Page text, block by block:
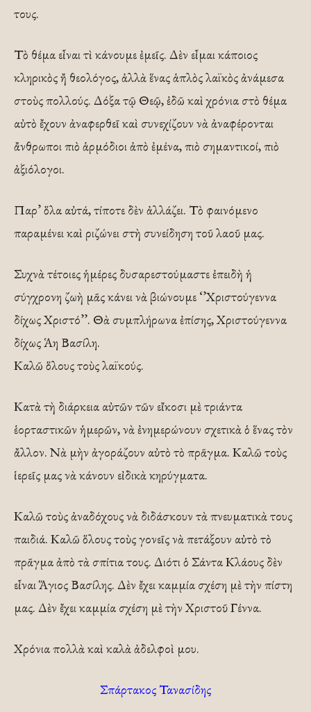
τους.
Τὸ θέμα εἶναι τὶ κάνουμε ἐμεῖς. Δὲν εἶμαι κάποιος
κληρικὸς ἤ θεολόγος, ἀλλὰ ἕνας ἁπλὸς λαϊκὸς ἀνάμεσα
στοὺς πολλούς. Δόξα τῷ Θεῷ, ἐδῶ καὶ χρόνια στὸ θέμα
αὐτὸ ἔχουν ἀναφερθεῖ καὶ συνεχίζουν νὰ ἀναφέρονται
ἄνθρωποι πιὸ ἁρμόδιοι ἀπὸ ἐμένα, πιὸ σημαντικοί, πιὸ
ἀξιόλογοι.
Παρ’ ὅλα αὐτά, τίποτε δὲν ἀλλάζει. Τὸ φαινόμενο
παραμένει καὶ ριζώνει στὴ συνείδηση τοῦ λαοῦ μας.
Συχνὰ τέτοιες ἡμέρες δυσαρεστούμαστε ἐπειδὴ ἡ
σύγχρονη ζωὴ μᾶς κάνει νὰ βιώνουμε ‘’Χριστούγεννα
δίχως Χριστό’’. Θὰ συμπλήρωνα ἐπίσης, Χριστούγεννα
δίχως Ἁη Βασίλη.
Καλῶ ὅλους τοὺς λαϊκούς.
Κατὰ τὴ διάρκεια αὐτῶν τῶν εἴκοσι μὲ τριάντα
ἑορταστικῶν ἡμερῶν, νὰ ἐνημερώνουν σχετικὰ ὁ ἕνας τὸν
ἄλλον. Νὰ μὴν ἀγοράζουν αὐτὸ τὸ πρᾶγμα. Καλῶ τοὺς
ἱερεῖς μας νὰ κάνουν εἰδικὰ κηρύγματα.
Καλῶ τοὺς ἀναδόχους νὰ διδάσκουν τὰ πνευματικὰ τους
παιδιά. Καλῶ ὅλους τοὺς γονεῖς νὰ πετάξουν αὐτὸ τὸ
πρᾶγμα ἀπὸ τὰ σπίτια τους. Διότι ὁ Σάντα Κλάους δὲν
εἶναι Ἅγιος Βασίλης. Δὲν ἔχει καμμία σχέση μὲ τὴν πίστη
μας. Δὲν ἔχει καμμία σχέση μὲ τὴν Χριστοῦ Γέννα.
Χρόνια πολλὰ καὶ καλὰ ἀδελφοὶ μου.
Σπάρτακος Τανασίδης